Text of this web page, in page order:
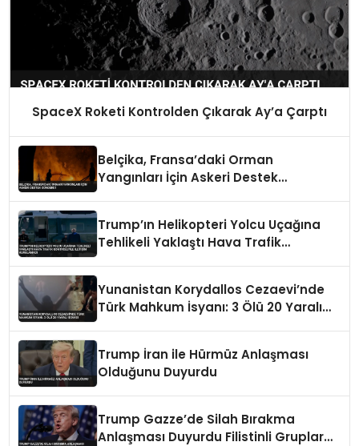
SpaceX Roketi Kontrolden Çıkarak Ay’a Çarptı
Belçika, Fransa’daki Orman
Yangınları İçin Askeri Destek
Trump’ın Helikopteri Yolcu Uçağına
Tehlikeli Yaklaştı Hava Trafik
Yunanistan Korydallos Cezaevi’nde
Türk Mahkum İsyanı: 3 Ölü 20 Yaralı
Trump İran ile Hürmüz Anlaşması
Olduğunu Duyurdu
Trump Gazze’de Silah Bırakma
Anlaşması Duyurdu Filistinli Gruplar